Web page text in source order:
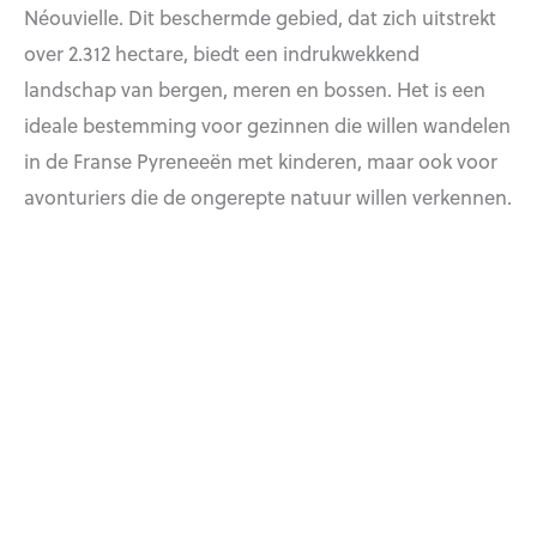
Néouvielle. Dit beschermde gebied, dat zich uitstrekt
over 2.312 hectare, biedt een indrukwekkend
landschap van bergen, meren en bossen. Het is een
ideale bestemming voor gezinnen die willen wandelen
in de Franse Pyreneeën met kinderen, maar ook voor
avonturiers die de ongerepte natuur willen verkennen.